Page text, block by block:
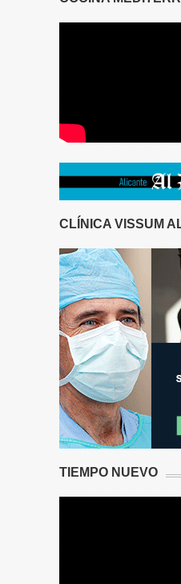
CLÍNICA VISSUM
TIEMPO NUEVO